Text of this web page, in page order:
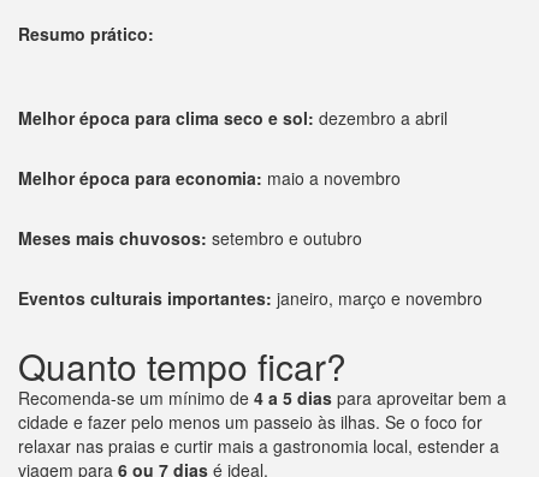
Resumo prático:
Melhor época para clima seco e sol: dezembro a abril
Melhor época para economia: maio a novembro
Meses mais chuvosos: setembro e outubro
Eventos culturais importantes: janeiro, março e novembro
Quanto tempo ficar?
Recomenda-se um mínimo de 4 a 5 dias para aproveitar bem a
cidade e fazer pelo menos um passeio às ilhas. Se o foco for
relaxar nas praias e curtir mais a gastronomia local, estender a
viagem para 6 ou 7 dias é ideal.